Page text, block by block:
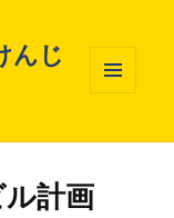
んじ
ィジェ
計画